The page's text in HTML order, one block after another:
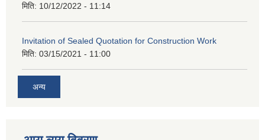
मिति: 10/12/2022 - 11:14
Invitation of Sealed Quotation for Construction Work
मिति: 03/15/2021 - 11:00
अन्य